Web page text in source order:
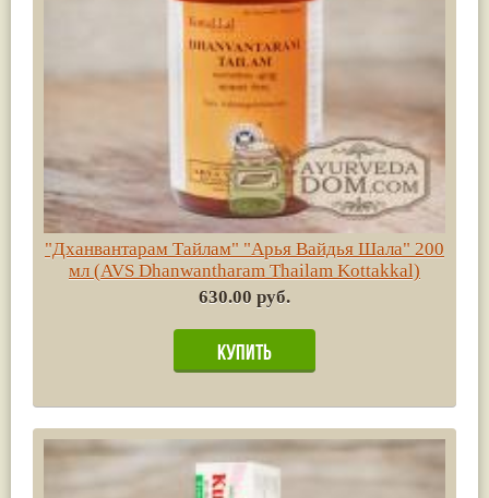
"Дханвантарам Тайлам" "Арья Вайдья Шала" 200
мл (AVS Dhanwantharam Thailam Kottakkal)
630.00 руб.